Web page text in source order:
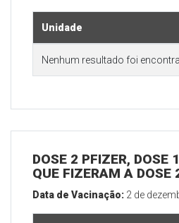
Unidade
Nenhum resultado foi
DOSE 2 PFIZER, DOSE
QUE FIZERAM A DOSE
Data de Vacinação: 2 de